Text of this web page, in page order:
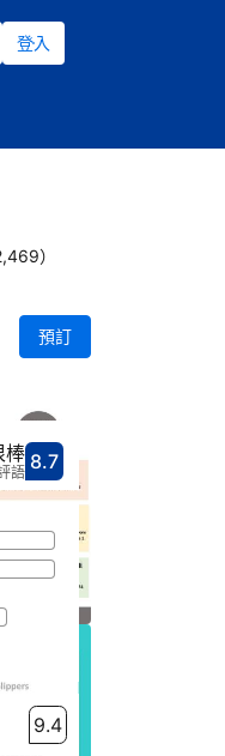
登入
）
預訂
分數8.7分
8.7評比很棒
棒
語
9.4